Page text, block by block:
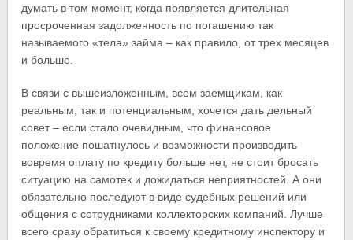
думать в том момент, когда появляется длительная
просроченная задолженность по погашению так
называемого «тела» займа – как правило, от трех месяцев
и больше.
В связи с вышеизложенным, всем заемщикам, как
реальным, так и потенциальным, хочется дать дельный
совет – если стало очевидным, что финансовое
положение пошатнулось и возможности производить
вовремя оплату по кредиту больше нет, не стоит бросать
ситуацию на самотек и дожидаться неприятностей. А они
обязательно последуют в виде судебных решений или
общения с сотрудниками коллекторских компаний. Лучше
всего сразу обратиться к своему кредитному инспектору и